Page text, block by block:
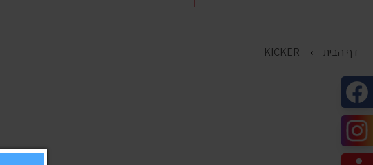
דף הבית KICKER